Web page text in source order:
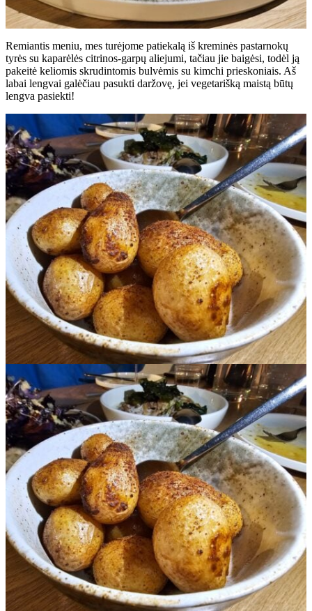
Remiantis meniu, mes turėjome patiekalą iš kreminės pastarnokų
tyrės su kaparėlės citrinos-garpų aliejumi, tačiau jie baigėsi, todėl ją
pakeitė keliomis skrudintomis bulvėmis su kimchi prieskoniais. Aš
labai lengvai galėčiau pasukti daržovę, jei vegetarišką maistą būtų
lengva pasiekti!